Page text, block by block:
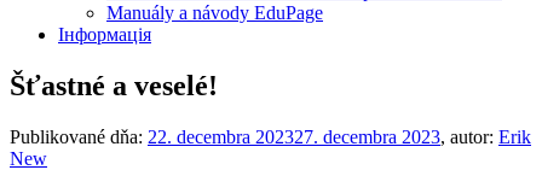
Manuály a návody EduPage
Інформація
Šťastné a veselé!
Publikované dňa: 22. decembra 202327. decembra 2023, autor: Erik
New